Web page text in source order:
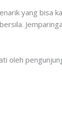
yang bisa
oleh